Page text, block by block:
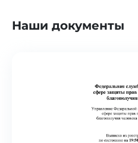
Наши документы